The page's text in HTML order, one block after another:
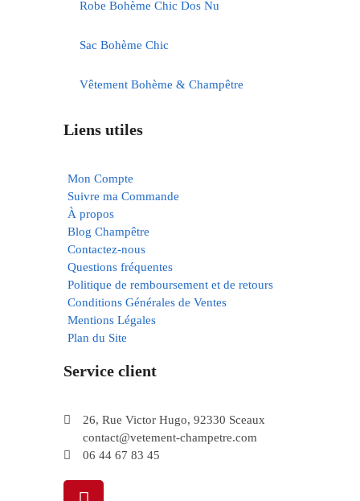
Robe Bohème Chic Dos Nu
Sac Bohème Chic
Vêtement Bohème & Champêtre
Liens utiles
Mon Compte
Suivre ma Commande
À propos
Blog Champêtre
Contactez-nous
Questions fréquentes
Politique de remboursement et de retours
Conditions Générales de Ventes
Mentions Légales
Plan du Site
Service client
26, Rue Victor Hugo, 92330 Sceaux
contact@vetement-champetre.com
06 44 67 83 45